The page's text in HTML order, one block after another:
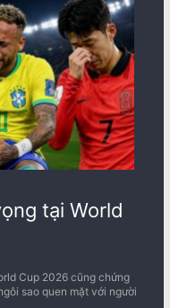
tại World
Cup 2026 cũng chứng
sao quen mặt với người